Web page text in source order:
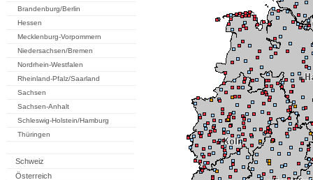
Brandenburg/Berlin
Hessen
Mecklenburg-Vorpommern
Niedersachsen/Bremen
Nordrhein-Westfalen
Rheinland-Pfalz/Saarland
Sachsen
Sachsen-Anhalt
Schleswig-Holstein/Hamburg
Thüringen
Schweiz
Österreich